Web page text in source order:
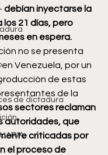
de dictadura
debían inyectarse la
los 21 días, pero
en espera.
no se presenta
Venezuela, por un
de estas
de la
sectores reclaman
autoridades, que
criticadas por
el proceso de